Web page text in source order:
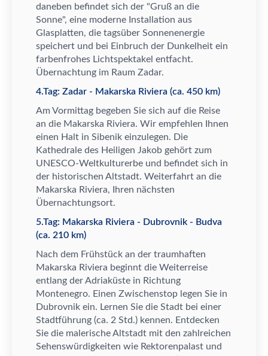
daneben befindet sich der "Gruß an die
Sonne", eine moderne Installation aus
Glasplatten, die tagsüber Sonnenenergie
speichert und bei Einbruch der Dunkelheit ein
farbenfrohes Lichtspektakel entfacht.
Übernachtung im Raum Zadar.
4.Tag: Zadar - Makarska Riviera (ca. 450 km)
Am Vormittag begeben Sie sich auf die Reise
an die Makarska Riviera. Wir empfehlen Ihnen
einen Halt in Sibenik einzulegen. Die
Kathedrale des Heiligen Jakob gehört zum
UNESCO-Weltkulturerbe und befindet sich in
der historischen Altstadt. Weiterfahrt an die
Makarska Riviera, Ihren nächsten
Übernachtungsort.
5.Tag: Makarska Riviera - Dubrovnik - Budva
(ca. 210 km)
Nach dem Frühstück an der traumhaften
Makarska Riviera beginnt die Weiterreise
entlang der Adriaküste in Richtung
Montenegro. Einen Zwischenstop legen Sie in
Dubrovnik ein. Lernen Sie die Stadt bei einer
Stadtführung (ca. 2 Std.) kennen. Entdecken
Sie die malerische Altstadt mit den zahlreichen
Sehenswürdigkeiten wie Rektorenpalast und